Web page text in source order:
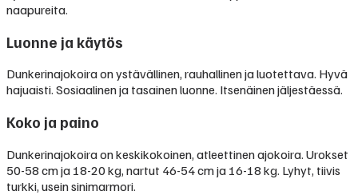
naapureita.
Luonne ja käytös
Dunkerinajokoira on ystävällinen, rauhallinen ja luotettava. Hyvä
hajuaisti. Sosiaalinen ja tasainen luonne. Itsenäinen jäljestäessä.
Koko ja paino
Dunkerinajokoira on keskikokoinen, atleettinen ajokoira. Urokset
50-58 cm ja 18-20 kg, nartut 46-54 cm ja 16-18 kg. Lyhyt, tiivis
turkki, usein sinimarmori.